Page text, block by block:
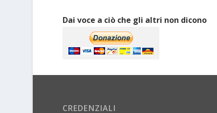
Dai voce a ciò che gli altri non dicono
CREDENZIALI